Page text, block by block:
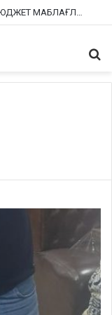
ШОФИРКОН ТИББИЁТ БИРЛАШМАСИ БЮДЖЕТ МАБЛАҒЛАРИНИ ТАЛОН-ТАРОЖ ҚИЛИНГАНИ РОСТМИ?